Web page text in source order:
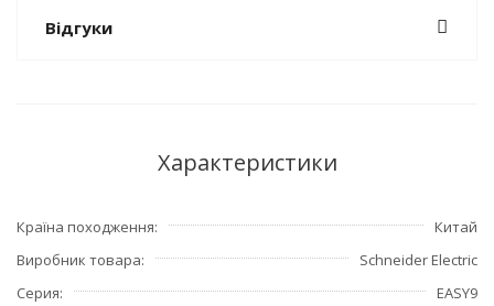
Відгуки
Характеристики
Країна походження
Китай
Виробник товара
Schneider Electric
Серия
EASY9